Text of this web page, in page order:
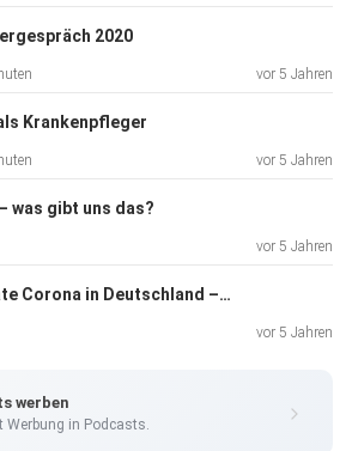
und Katharina Haselhorst in
in den USA
in Deutschland
2020
vor 5 Jahren
Krankenpfleger
vor 5 Jahren
was gibt uns das?
vor 5 Jahren
#64 7 Monate Corona in Deutschland – Ein Fazit
vor 5 Jahren
werben
Werbung in Podcasts.